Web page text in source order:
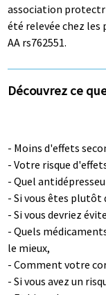
association
été relevée chez
AA rs762551.
Découvrez ce
- Moins d'effets
- Votre risque
- Quel
- Si vous êtes plutôt
- Si vous devriez
- Quels
le mieux,
- Comment votre
- Si vous avez un